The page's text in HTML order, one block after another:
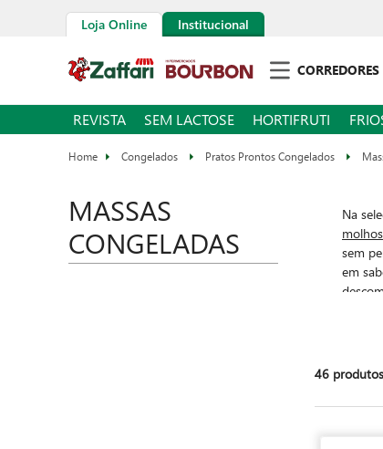
Loja Online Institucional
CORREDORES
REVISTA SEM LACTOSE HORTIFRUTI
Congelados Pratos Prontos Congelados
MASSAS
CONGELADAS
Na
molhos
sem
em
46 produtos